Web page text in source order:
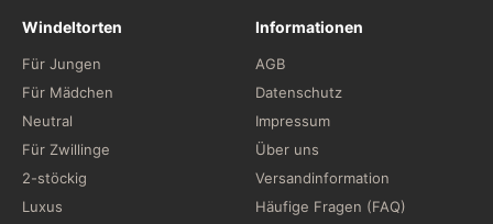
Windeltorten
Für Jungen
Für Mädchen
Neutral
Für Zwillinge
2-stöckig
Luxus
Informationen
AGB
Datenschutz
Impressum
Über uns
Versandinformation
Häufige Fragen (FAQ)